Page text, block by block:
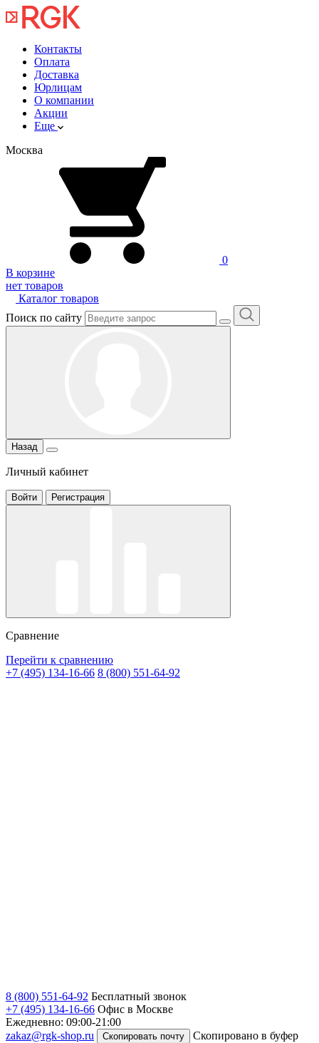
Контакты
Оплата
Доставка
Юрлицам
О компании
Акции
Еще
Москва
0
В корзине
нет товаров
Каталог товаров
Поиск по сайту
Назад
Личный кабинет
Войти Регистрация
Сравнение
Перейти к сравнению
+7 (495) 134-16-66 8 (800) 551-64-92
8 (800) 551-64-92 Бесплатный звонок
+7 (495) 134-16-66 Офис в Москве
Ежедневно: 09:00-21:00
zakaz@rgk-shop.ru
Скопировать почту
Скопировано в буфер